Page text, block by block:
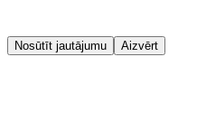
Nosūtīt jautājumu Aizvērt